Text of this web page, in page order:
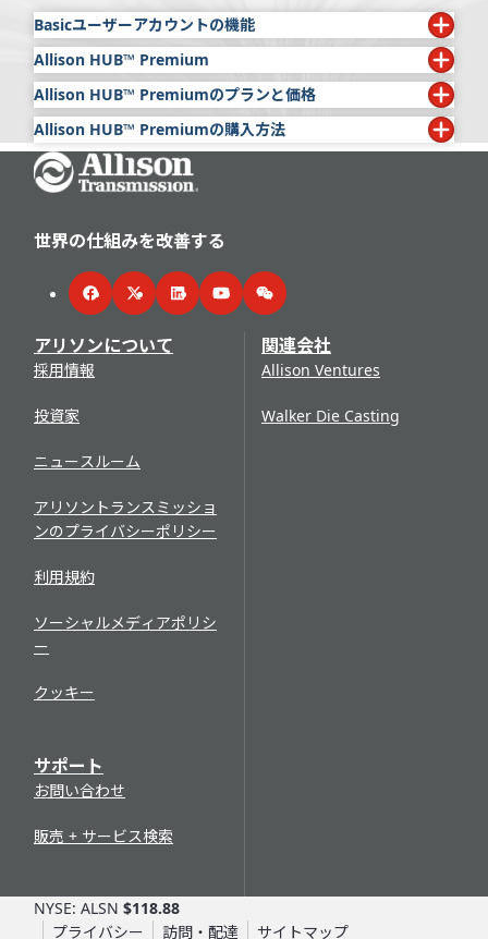
Basicユーザーアカウントの機能
以下の機能は、すべてのAllison HUBユーザーに無料でご
利用いただけます。
ブレティン
サービスのヒント
的な通知とサービス手順が記載されています。
使用されるアリソン推進ソリューションの保証情報が
始日、走行距離、稼働時間が記載されています。
アリソンのライブラリにはすべての現行製品のオペレータ
可能です。トピックは、パワーテイクオフ (PTO) の動作、
メンテナンス、運転のヒントなど多岐にわたります。ユー
印刷版をかならず見つけることができます。アリソンの技
術出版物について詳しくは、
保証状況確認ツールでは、シリアル番号に基づいてトラン
スミッションの保証状況を確認できます。アリソンに登録
されたトランスミッションに対する結果が表示されます。
現在、ウェブベーストレーニング (WBT) では、アリソンの
ミッション1000 Series™、2000 Series™、3000
グについて詳しくは、こちらをクリックしてください。
Allison HUB™ Premium
アリソンは世界中のお客様にご利用いただけるAllison
HUB™Premiumサブスクリプションサービスも提供して
います。このサービスはAllison HUBへのプレミアムアク
セスを提供し、アリソンの公式なサービス情報、技術出版
物、文献がご覧いただけます。
Allison HUB Premiumの主な機能：
その他のブレティン
追加の出版物にアクセスできます。
インストラクションシート
は、特定の製品の修理に
関する詳細な技術情報が記載されており、点検には欠
サービスインフォメーションレターは、技術部品の
が記載されており、製品の信頼性を高めます。
Allison ePubs
がオンライン形式で収録されています。すべての現行製品
操作、メンテナンス
サービスマニュアル
部品カタログ
データベースです。シリアル番号、アセンブリ番号、詳細
ユニット履歴
Allison HUB™ Premiumのプランと価格
プラン 価格
年間
月間
1時間
*特別価格適用の資格があると思われる場合は、アリソン
の担当者にお問い合わせください。
Allison HUB™ Premiumの購入方法
Allison HUB™アカウントを
ださい。
タブでサブスクリプションを選択します。
同意 cbgtg「購入」を選択します。
購入手続き完了後、Allison HUBアカウントにログイ
ンするとプレミアム機能をご利用いただけます。
Go Home
世界の仕組みを改善する
FacebookTwitterLinkedInYouTubeWeChat
アリソンについて
採用情報
投資家
ニュースルーム
アリソントランスミッショ
ンのプライバシーポリシー
利用規約
ソーシャルメディアポリシ
ー
クッキー
サポート
お問い合わせ
販売 + サービス検索
関連会社
Allison Ventures
Walker Die Casting
NYSE: ALSN $118.88
プライバシー
訪問・配達 サイトマップ